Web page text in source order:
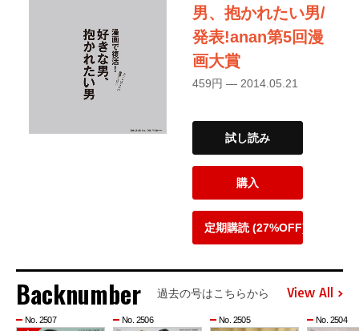
男、抱かれたい男/
発表!anan第5回漫
画大賞
459円 — 2014.05.21
試し読み
購入
定期購読 (27%OFF)
Backnumber 過去の号はこちらから View All
No. 2507 No. 2506 No. 2505 No. 2504